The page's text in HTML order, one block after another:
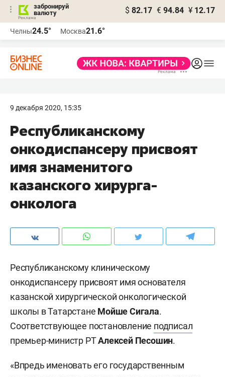
забронируй
валюту
$ 82.17 € 94.84 ¥ 12.17
Челны24.5° Москва21.6°
9 декабря 2020, 15:35
Республиканскому
онкодиспансеру присвоят
имя знаменитого
казанского хирурга-
онколога
Республиканскому клиническому
онкодиспансеру присвоят имя основателя
казанской хирургической онкологической
школы в Татарстане Мойше Сигала.
Соответствующее постановление подписал
премьер-министр РТАлексей Песошин.
«Впредь именовать его государственным